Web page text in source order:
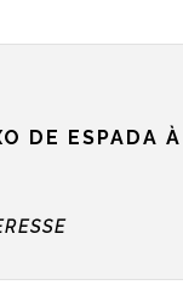
DE ESPADA À